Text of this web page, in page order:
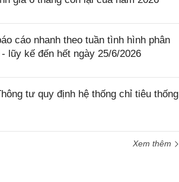
cáo nhanh theo tuần tình hình phân
lũy kế đến hết ngày 25/6/2026
tư quy định hệ thống chỉ tiêu thống
Xem thêm